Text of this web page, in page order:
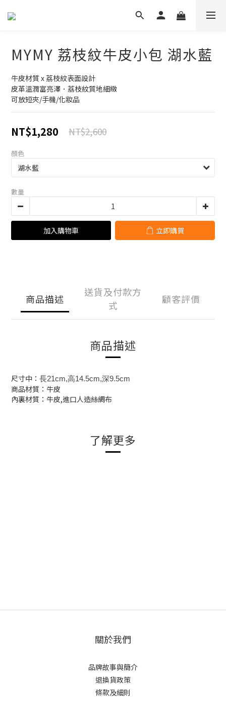
MYMY 荔枝紋牛皮小包 湖水藍
牛皮材質 x 荔枝紋表面設計
皮革溫潤富亮澤．荔枝紋質地細緻
可放短夾/手機/化妝品
NT$1,280 NT$2,600
顏色
數量
加入購物車 立即購買
商品描述
送貨及付款方
式
顧客評價
商品描述
尺寸中： 長21cm,高14.5cm,深9.5cm
商品材質：牛皮
內裏材質：牛皮,進口人造絲綢布
了解更多
關於我們
品牌故事與簡介
退換貨政策
條款及細則